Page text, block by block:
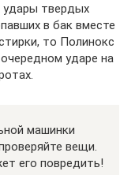
удары твердых
в бак вместе
то Полинокс
ударе на
машинки
вещи.
его повредить!